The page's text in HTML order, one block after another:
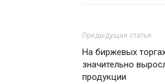
Предыдущая статья
На биржевых
значительно
продукции